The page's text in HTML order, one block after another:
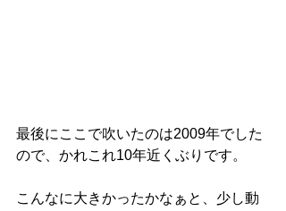
最後にここで吹いたのは2009年でした
ので、かれこれ10年近くぶりです。
こんなに大きかったかなぁと、少し動